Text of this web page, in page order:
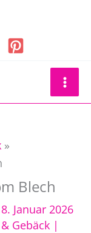
Blech
8. Januar 2026
Gebäck|